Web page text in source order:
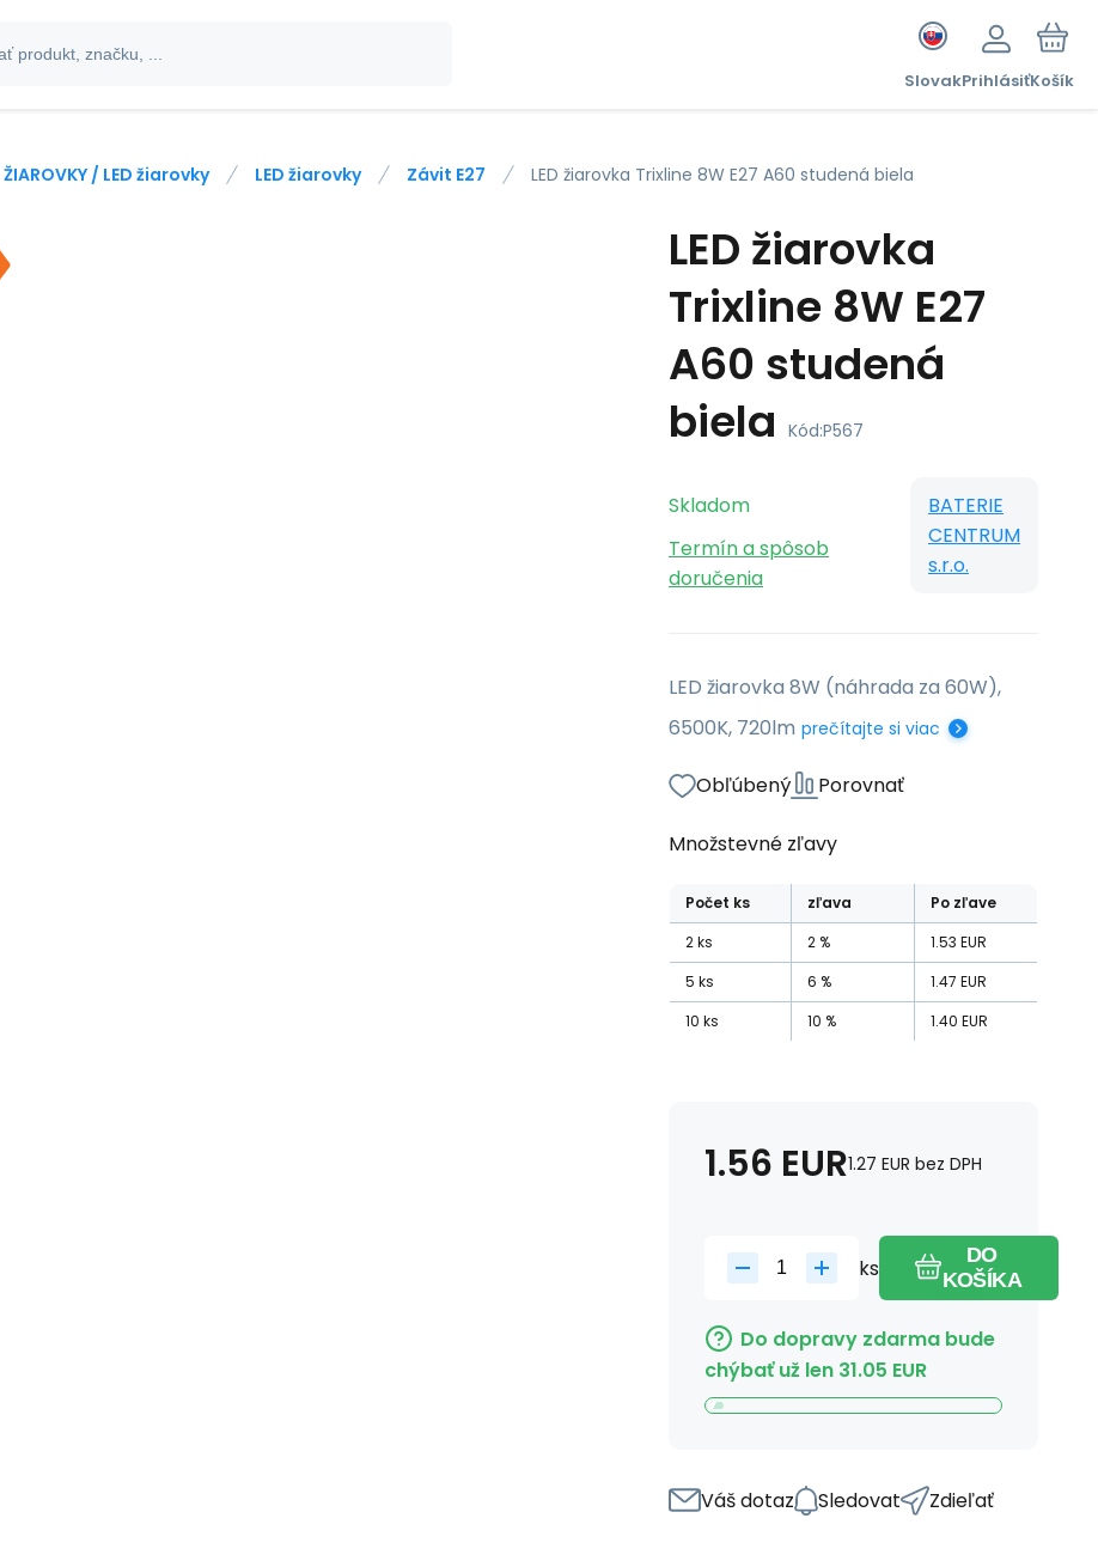
SlovakPrihlásiťKošík
ŽIAROVKY / LED žiarovky LED žiarovky Závit E27 LED žiarovka Trixline 8W E27 A60 studená biela
LED žiarovka
Trixline 8W E27
A60 studená
biela Kód:P567
Skladom
Termín a spôsob
doručenia
BATERIE
CENTRUM
s.r.o.
LED žiarovka 8W (náhrada za 60W),
6500K, 720lm prečítajte si viac
Obľúbený Porovnať
Množstevné zľavy
Počet ks zľava
Po zľave
2ks 2 % 1.53 EUR
5 ks 6 % 1.47 EUR
10 ks 10 % 1.40 EUR
1.56 EUR1.27 EUR bez DPH
ks
DO
KOŠÍKA
Do dopravy zdarma bude
chýbať už len 31.05 EUR
Váš dotaz Sledovat Zdieľať